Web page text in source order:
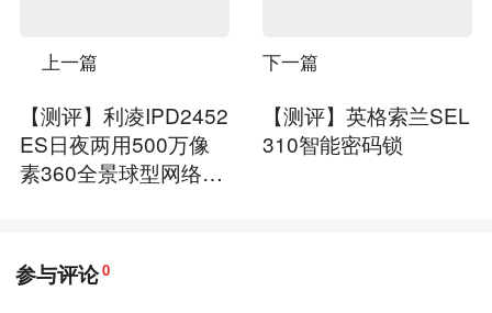
上一篇
【测评】利凌IPD2452
ES日夜两用500万像
素360全景球型网络摄
下一篇
【测评】英格索兰SEL
310智能密码锁
参与评论0